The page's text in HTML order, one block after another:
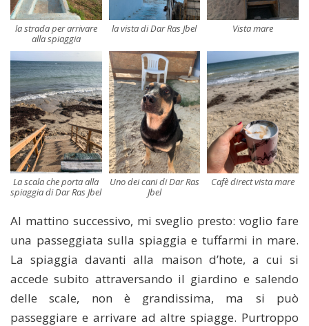
la strada per arrivare
alla spiaggia
la vista di Dar Ras Jbel Vista mare
La scala che porta alla
spiaggia di Dar Ras Jbel
Uno dei cani di Dar Ras
Jbel
Cafè direct vista mare
Al mattino successivo, mi sveglio presto: voglio fare
una passeggiata sulla spiaggia e tuffarmi in mare.
La spiaggia davanti alla maison d’hote, a cui si
accede subito attraversando il giardino e salendo
delle scale, non è grandissima, ma si può
passeggiare e arrivare ad altre spiagge. Purtroppo